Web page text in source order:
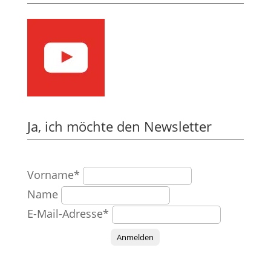
Ja, ich möchte den Newsletter
Vorname*
Name
E-Mail-Adresse*
Anmelden